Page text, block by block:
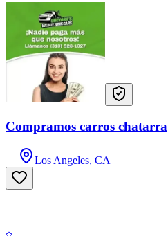
Compramos carros chatarra
Los Angeles, CA